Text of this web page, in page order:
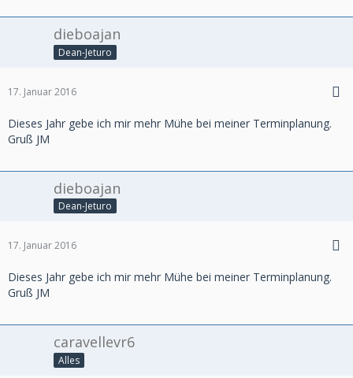
dieboajan
Dean-Jeturo
17. Januar 2016
Dieses Jahr gebe ich mir mehr Mühe bei meiner Terminplanung.
Gruß JM
dieboajan
Dean-Jeturo
17. Januar 2016
Dieses Jahr gebe ich mir mehr Mühe bei meiner Terminplanung.
Gruß JM
caravellevr6
Alles